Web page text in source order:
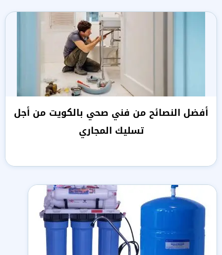
أفضل النصائح من فني صحي بالكويت من أجل
تسليك المجاري